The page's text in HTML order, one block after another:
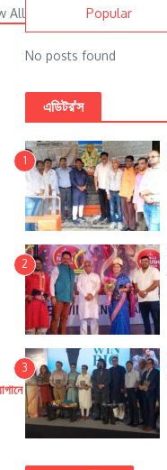
All Popular
No posts found
এডিটর'স
1
2
3